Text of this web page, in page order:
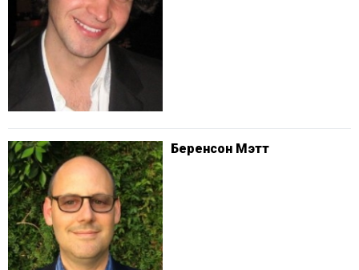
Беренсон Мэтт